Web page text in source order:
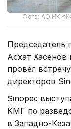
Фото: АО НК
Председатель
Асхат Хасенов
провел
директоров
Sinopec
КМГ по
в Западно-